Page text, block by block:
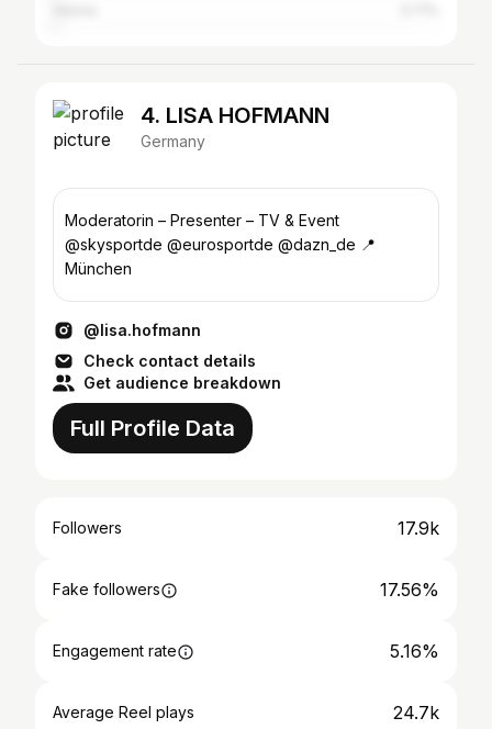
4. LISA HOFMANN
Germany
Moderatorin – Presenter – TV & Event
@skysportde @eurosportde @dazn_de 📍
München
@lisa.hofmann
Check contact details
Get audience breakdown
Full Profile Data
Followers 17.9k
Fake followers 17.56%
Engagement rate 5.16%
Average Reel plays 24.7k